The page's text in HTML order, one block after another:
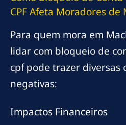
CPF Afeta Moradores de
Para quem mora em
lidar com bloqueio de
cpf pode trazer diversas
negativas:
Impactos Financeiros